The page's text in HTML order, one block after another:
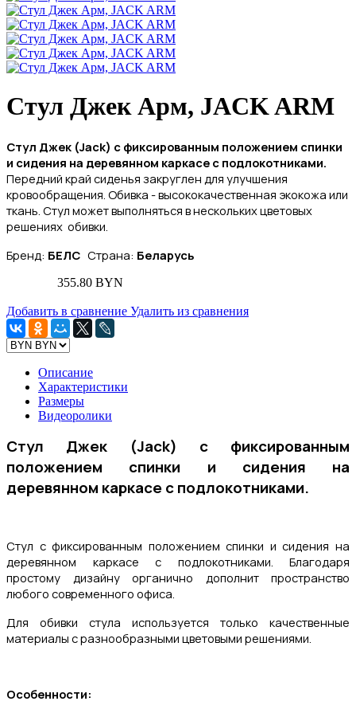
Стул Джек Арм, JACK ARM
Стул Джек (Jack) с фиксированным положением спинки
и сидения на деревянном каркасе с подлокотниками.
Передний край сиденья закруглен для улучшения
кровообращения. Обивка - высококачественная экокожа или
ткань. Стул может выполняться в нескольких цветовых
решениях обивки.
Бренд: БЕЛС Страна: Беларусь
355.80 BYN
Добавить в сравнение Удалить из сравнения
Описание
Характеристики
Размеры
Видеоролики
Стул Джек (Jack) с фиксированным
положением спинки и сидения на
деревянном каркасе с подлокотниками.
Стул с фиксированным положением спинки и сидения на
деревянном каркасе с подлокотниками. Благодаря
простому дизайну органично дополнит пространство
любого современного офиса.
Для обивки стула используется только качественные
материалы с разнообразными цветовыми решениями.
Особенности: